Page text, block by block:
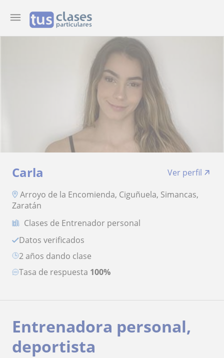
Carla
Ver perfil
Arroyo de la Encomienda, Ciguñuela, Simancas,
Zaratán
Clases de Entrenador personal
Datos verificados
2 años dando clase
Tasa de respuesta 100%
Entrenadora personal,
deportista